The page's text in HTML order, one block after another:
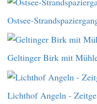
Ostsee-
Geltinger Birk mit
Lichthof Angeln -